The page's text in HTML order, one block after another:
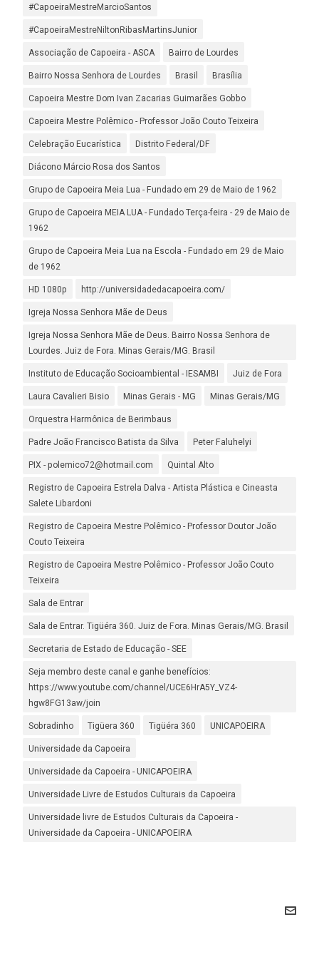
#CapoeiraMestreMarcioSantos
#CapoeiraMestreNiltonRibasMartinsJunior
Associação de Capoeira - ASCA Bairro de Lourdes
Bairro Nossa Senhora de Lourdes Brasil Brasília
Capoeira Mestre Dom Ivan Zacarias Guimarães Gobbo
Capoeira Mestre Polêmico - Professor João Couto Teixeira
Celebração Eucarística Distrito Federal/DF
Diácono Márcio Rosa dos Santos
Grupo de Capoeira Meia Lua - Fundado em 29 de Maio de 1962
Grupo de Capoeira MEIA LUA - Fundado Terça-feira - 29 de Maio de
1962
Grupo de Capoeira Meia Lua na Escola - Fundado em 29 de Maio
de 1962
HD 1080p http://universidadedacapoeira.com/
Igreja Nossa Senhora Mãe de Deus
Igreja Nossa Senhora Mãe de Deus. Bairro Nossa Senhora de
Lourdes. Juiz de Fora. Minas Gerais/MG. Brasil
Instituto de Educação Socioambiental - IESAMBI Juiz de Fora
Laura Cavalieri Bisio Minas Gerais - MG Minas Gerais/MG
Orquestra Harmônica de Berimbaus
Padre João Francisco Batista da Silva Peter Faluhelyi
PIX - polemico72@hotmail.com Quintal Alto
Registro de Capoeira Estrela Dalva - Artista Plástica e Cineasta
Salete Libardoni
Registro de Capoeira Mestre Polêmico - Professor Doutor João
Couto Teixeira
Registro de Capoeira Mestre Polêmico - Professor João Couto
Teixeira
Sala de Entrar
Sala de Entrar. Tigüéra 360. Juiz de Fora. Minas Gerais/MG. Brasil
Secretaria de Estado de Educação - SEE
Seja membro deste canal e ganhe benefícios:
https://www.youtube.com/channel/UCE6HrA5Y_VZ4-
hgw8FG13aw/join
Sobradinho Tigüera 360 Tigüéra 360 UNICAPOEIRA
Universidade da Capoeira
Universidade da Capoeira - UNICAPOEIRA
Universidade Livre de Estudos Culturais da Capoeira
Universidade livre de Estudos Culturais da Capoeira -
Universidade da Capoeira - UNICAPOEIRA